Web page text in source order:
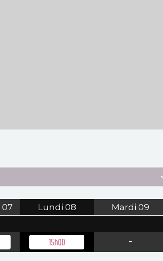
07 Lundi 08 Mardi 09
15h00 -